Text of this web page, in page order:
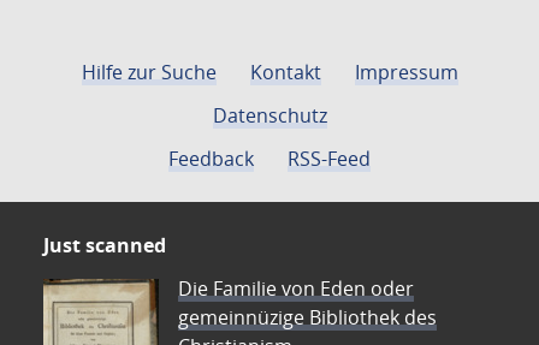
Hilfe zur Suche Kontakt
Impressum
Datenschutz
Feedback
RSS-Feed
Just scanned
Die Familie von Eden oder
gemeinnüzige Bibliothek des